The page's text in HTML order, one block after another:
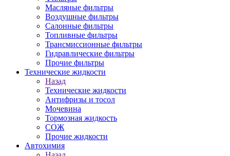
Масляные фильтры
Воздушные фильтры
Салонные фильтры
Топливные фильтры
Трансмиссионные фильтры
Гидравлические фильтры
Прочие фильтры
Технические жидкости
Назад
Технические жидкости
Антифризы и тосол
Мочевина
Тормозная жидкость
СОЖ
Прочие жидкости
Автохимия